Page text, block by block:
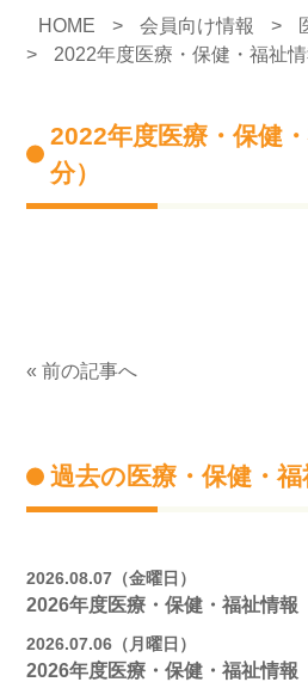
HOME > 会員向け情報 >
>
2022年度医療・保健・福祉情
2022年度医療・保健
分）
« 前の記事へ
過去の医療・保健・福
2026.08.07（金曜日）
2026年度医療・保健・福祉情報
2026.07.06（月曜日）
2026年度医療・保健・福祉情報